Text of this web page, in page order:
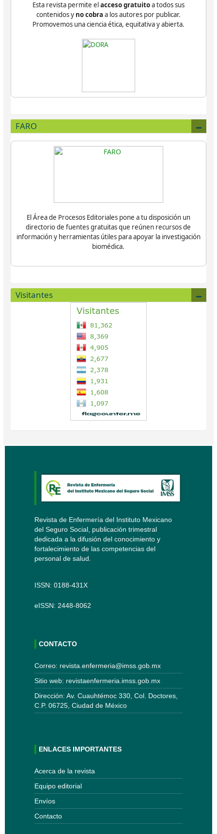
Esta revista permite elacceso gratuitoa todos sus
contenidos y no cobra a los autores por publicar.
Promovemos una ciencia ética, equitativa y abierta.
FARO
El Área de Procesos Editoriales pone a tu disposición un
directorio de fuentes gratuitas que reúnen recursos de
información y herramientas útiles para apoyar la investigación
biomédica.
Visitantes
Revista de Enfermería del Instituto Mexicano
del Seguro Social, publicación trimestral
dedicada a la difusión del conocimiento y
fortalecimiento de las competencias del
personal de salud.
ISSN: 0188-431X
eISSN: 2448-8062
CONTACTO
Correo: revista.enfermeria@imss.gob.mx
Sitio web: revistaenfermeria.imss.gob.mx
Dirección: Av. Cuauhtémoc 330, Col. Doctores,
C.P. 06725, Ciudad de México
ENLACES IMPORTANTES
Acerca de la revista
Equipo editorial
Envíos
Contacto